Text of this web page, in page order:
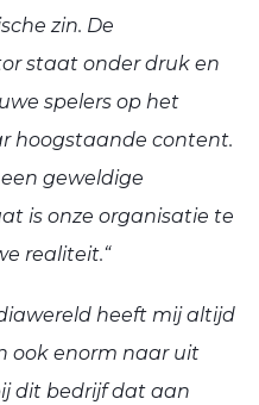
zin. De
staat onder druk en
spelers op het
hoogstaande content.
geweldige
is onze organisatie te
realiteit.“
heeft mij altijd
ook enorm naar uit
dit bedrijf dat aan